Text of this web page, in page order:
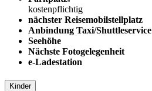
kostenpflichtig
nächster Reisemobilstellplatz
Anbindung Taxi/Shuttleservice
Seehöhe
Nächste Fotogelegenheit
e-Ladestation
Kinder